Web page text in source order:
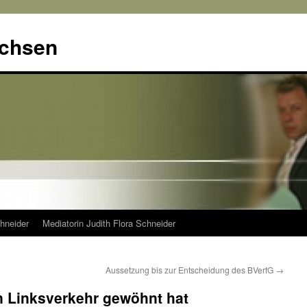
Mediatorin Judith Flora Schneider
Aussetzung bis zur Entscheidung des BVerfG →
Linksverkehr gewöhnt hat